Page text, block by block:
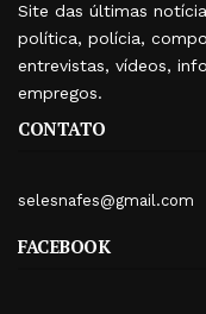
Site das últimas
política, polícia,
entrevistas, vídeos,
empregos.
CONTATO
selesnafes@gmail.com
FACEBOOK